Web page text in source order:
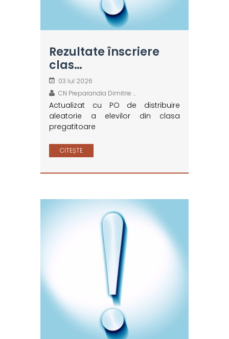
Rezultate înscriere
clas…
03 Iul 2026
CN Preparandia Dimitrie …
Actualizat cu PO de distribuire
aleatorie a elevilor din clasa
pregatitoare
CITEȘTE